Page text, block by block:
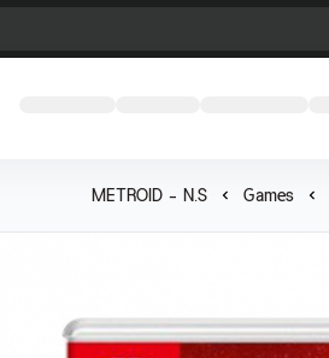
Games
METROID - N.S